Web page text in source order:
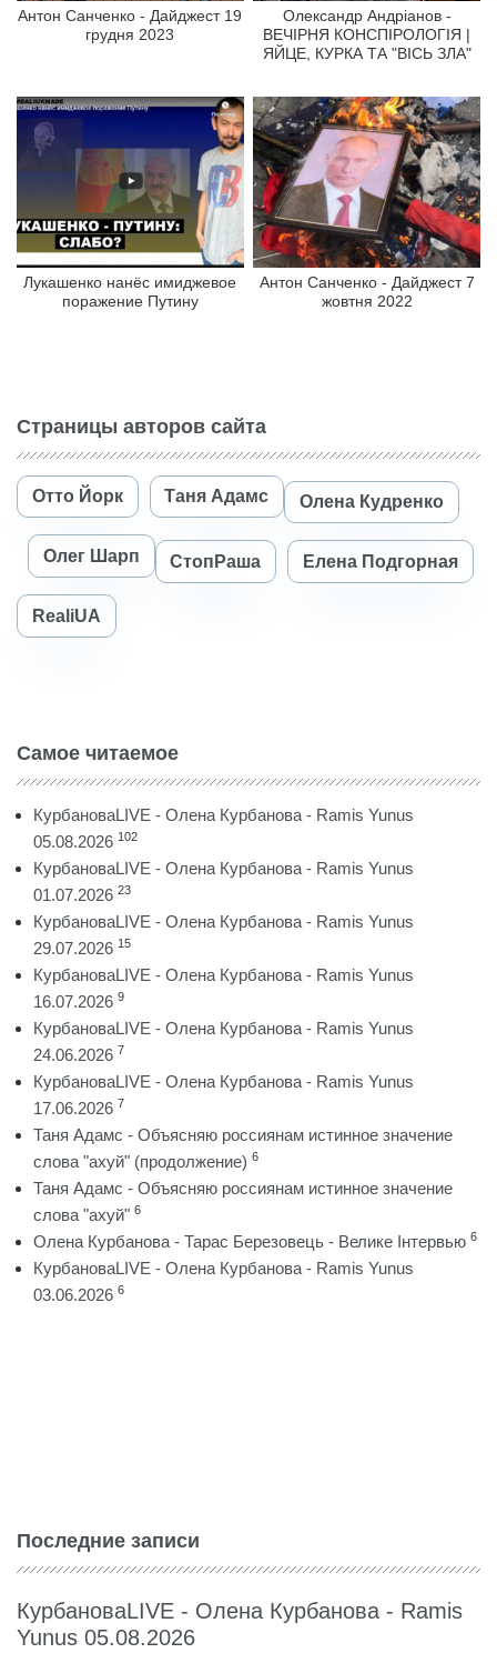
Антон Санченко - Дайджест 19
грудня 2023
Олександр Андріанов -
ВЕЧІРНЯ КОНСПІРОЛОГІЯ |
ЯЙЦЕ, КУРКА ТА "ВІСЬ ЗЛА"
Лукашенко нанёс имиджевое
поражение Путину
Антон Санченко - Дайджест 7
жовтня 2022
Страницы авторов сайта
Отто Йорк Таня Адамс Олена Кудренко
Олег Шарп СтопРаша Елена Подгорная
RealiUA
Самое читаемое
КурбановаLIVE - Олена Курбанова - Ramis Yunus
05.08.2026 102
КурбановаLIVE - Олена Курбанова - Ramis Yunus
01.07.2026 23
КурбановаLIVE - Олена Курбанова - Ramis Yunus
29.07.2026 15
КурбановаLIVE - Олена Курбанова - Ramis Yunus
16.07.2026 9
КурбановаLIVE - Олена Курбанова - Ramis Yunus
24.06.2026 7
КурбановаLIVE - Олена Курбанова - Ramis Yunus
17.06.2026 7
Таня Адамс - Объясняю россиянам истинное значение
слова "ахуй" (продолжение) 6
Таня Адамс - Объясняю россиянам истинное значение
слова "ахуй" 6
Олена Курбанова - Тарас Березовець - Велике Інтервью 6
КурбановаLIVE - Олена Курбанова - Ramis Yunus
03.06.2026 6
Последние записи
КурбановаLIVE - Олена Курбанова - Ramis
Yunus 05.08.2026